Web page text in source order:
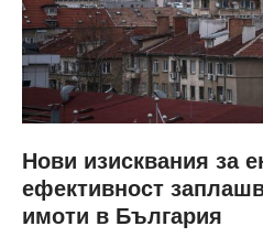
Нови изисквания за
ефективност
имоти в България